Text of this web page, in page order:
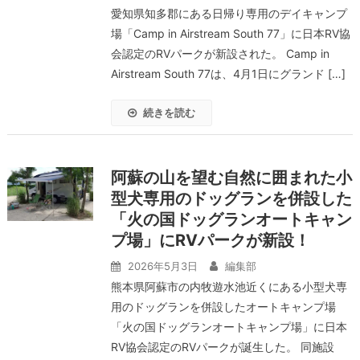
愛知県知多郡にある日帰り専用のデイキャンプ
場「Camp in Airstream South 77」に日本RV協
会認定のRVパークが新設された。 Camp in
Airstream South 77は、4月1日にグランド […]
続きを読む
阿蘇の山を望む自然に囲まれた小
型犬専用のドッグランを併設した
「火の国ドッグランオートキャン
プ場」にRVパークが新設！
2026年5月3日 編集部
熊本県阿蘇市の内牧遊水池近くにある小型犬専
用のドッグランを併設したオートキャンプ場
「火の国ドッグランオートキャンプ場」に日本
RV協会認定のRVパークが誕生した。 同施設